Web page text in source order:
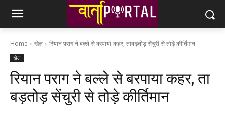
Home खेल रियान पराग ने बल्ले से बरपाया कहर, ता​बड़तोड़ सेंचुरी से तोड़े कीर्तिमान
खेल
रियान पराग ने बल्ले से बरपाया कहर, ता​
बड़तोड़ सेंचुरी से तोड़े कीर्तिमान